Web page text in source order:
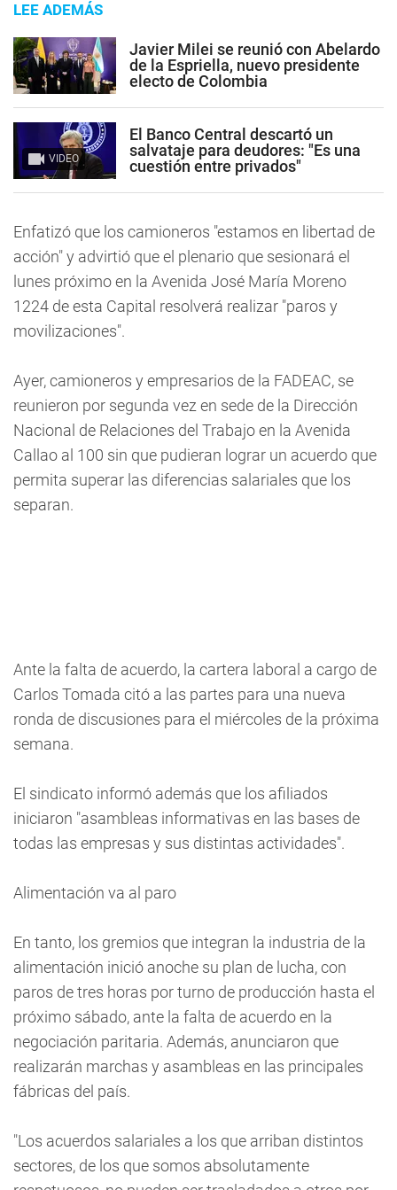
LEE ADEMÁS
Javier Milei se reunió con Abelardo
de la Espriella, nuevo presidente
electo de Colombia
VIDEO
El Banco Central descartó un
salvataje para deudores: "Es una
cuestión entre privados"
Enfatizó que los camioneros "estamos en libertad de
acción" y advirtió que el plenario que sesionará el
lunes próximo en la Avenida José María Moreno
1224 de esta Capital resolverá realizar "paros y
movilizaciones".
Ayer, camioneros y empresarios de la FADEAC, se
reunieron por segunda vez en sede de la Dirección
Nacional de Relaciones del Trabajo en la Avenida
Callao al 100 sin que pudieran lograr un acuerdo que
permita superar las diferencias salariales que los
separan.
Ante la falta de acuerdo, la cartera laboral a cargo de
Carlos Tomada citó a las partes para una nueva
ronda de discusiones para el miércoles de la próxima
semana.
El sindicato informó además que los afiliados
iniciaron "asambleas informativas en las bases de
todas las empresas y sus distintas actividades".
Alimentación va al paro
En tanto, los gremios que integran la industria de la
alimentación inició anoche su plan de lucha, con
paros de tres horas por turno de producción hasta el
próximo sábado, ante la falta de acuerdo en la
negociación paritaria. Además, anunciaron que
realizarán marchas y asambleas en las principales
fábricas del país.
"Los acuerdos salariales a los que arriban distintos
sectores, de los que somos absolutamente